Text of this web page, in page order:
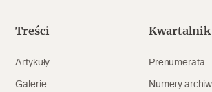
Treści
Artykuły
Galerie
Kwartalnik
Prenumerata
Numery